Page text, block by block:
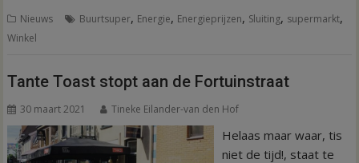
Nieuws Buurtsuper, Energie, Energieprijzen, Sluiting, supermarkt,
Winkel
Tante Toast stopt aan de Fortuinstraat
30 maart 2021 Tineke Eilander-van den Hof
Helaas maar waar, tis
niet de tijd!, staat te